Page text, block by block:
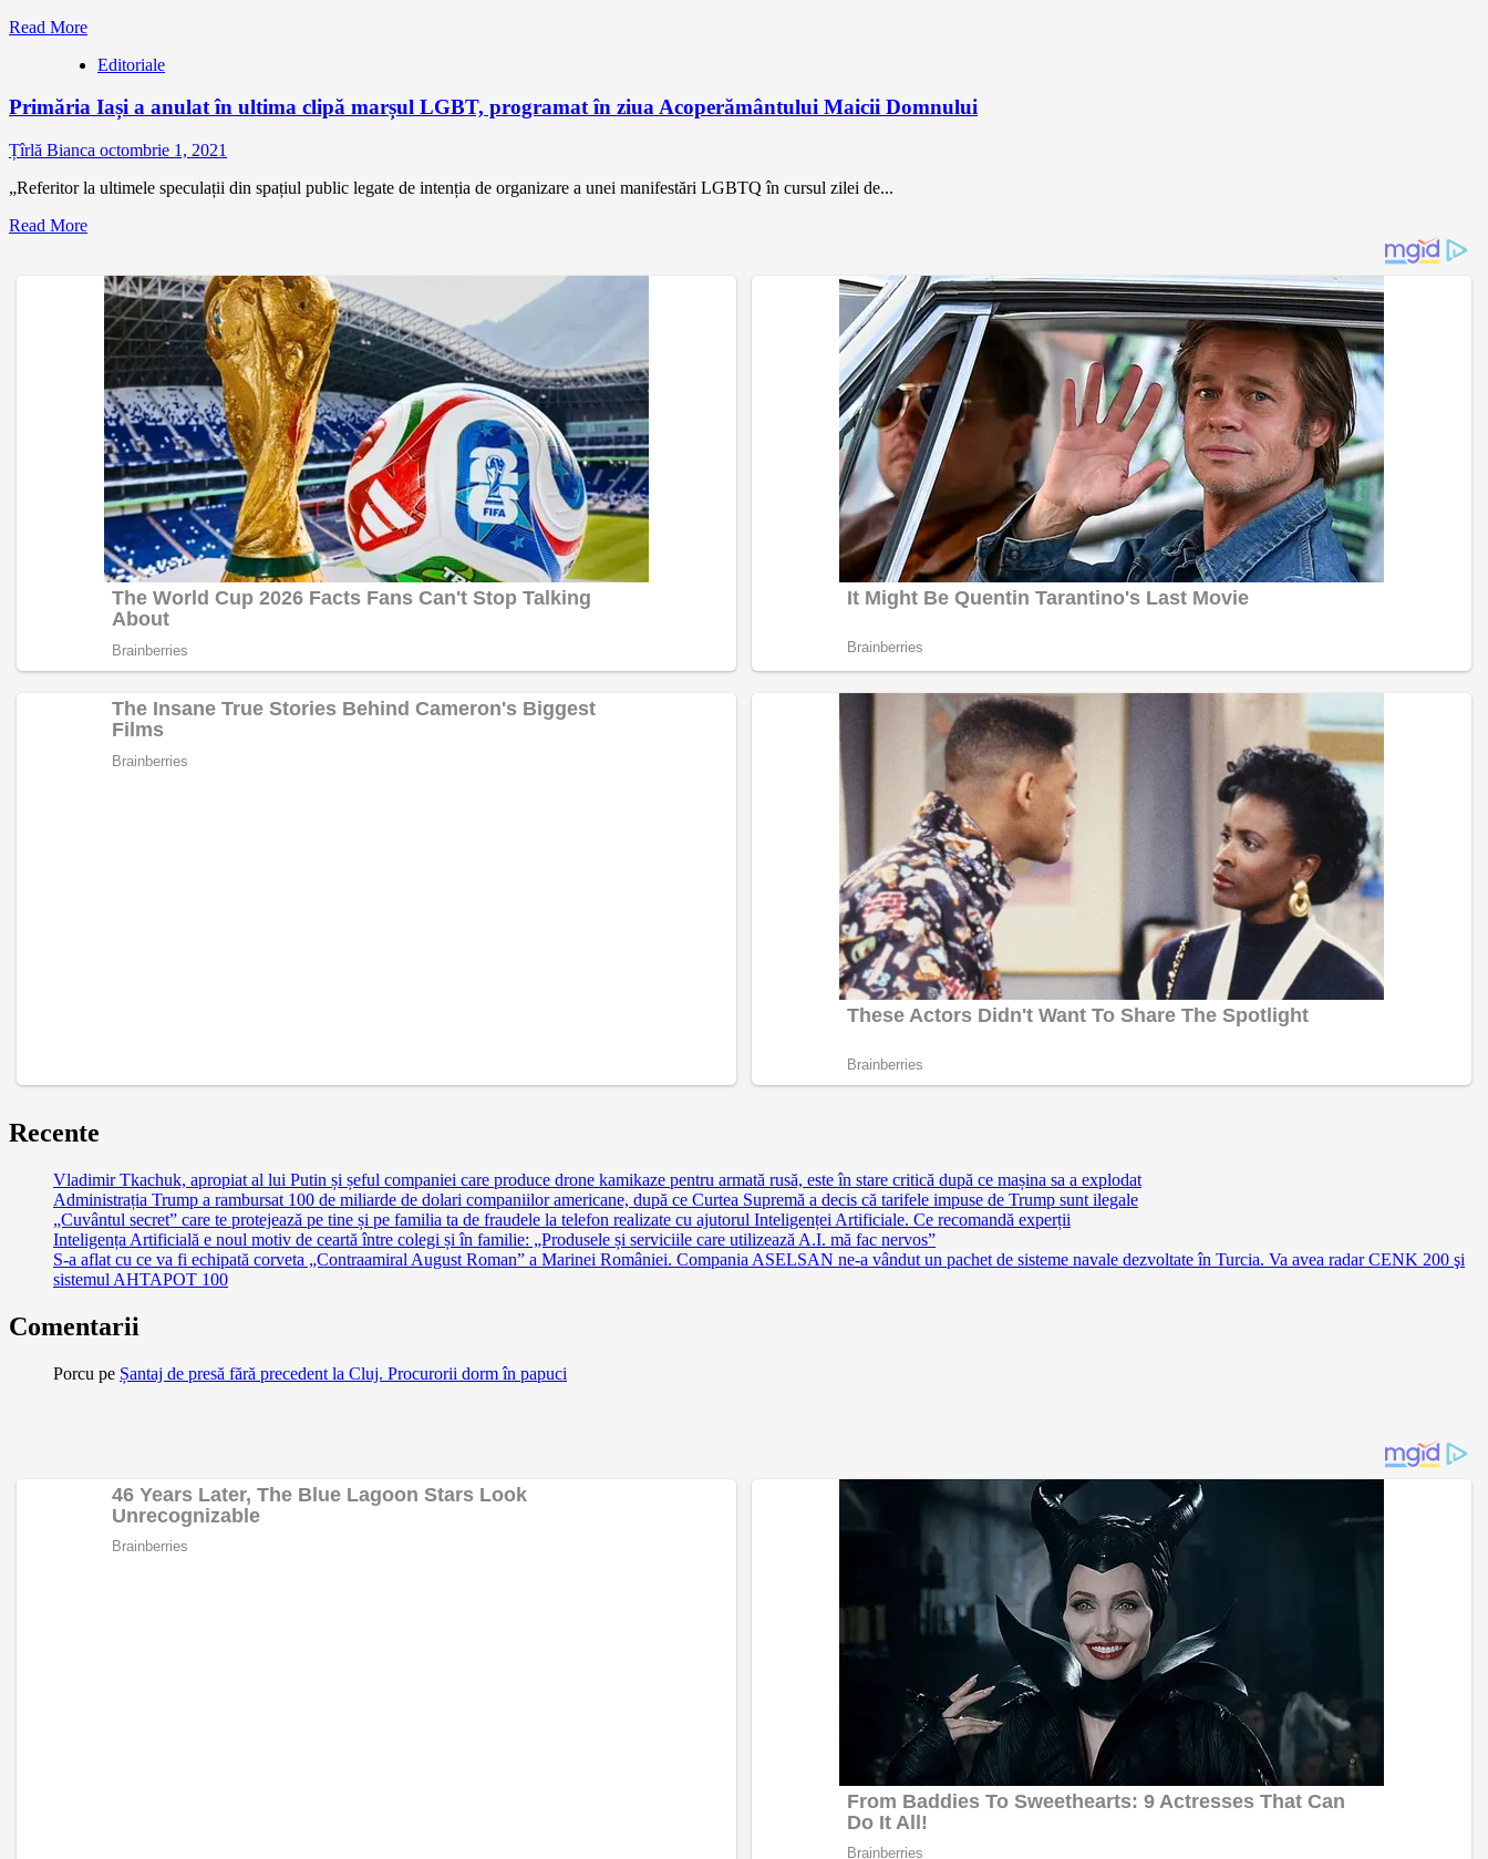
Read More
Editoriale
Primăria Iași a anulat în ultima clipă marșul LGBT, programat în ziua Acoperământului Maicii Domnului
Țîrlă Bianca octombrie 1, 2021
„Referitor la ultimele speculații din spațiul public legate de intenția de organizare a unei manifestări LGBTQ în cursul zilei de...
Read More
Recente
Vladimir Tkachuk, apropiat al lui Putin și șeful companiei care produce drone kamikaze pentru armată rusă, este în stare critică după ce mașina sa a explodat
Administrația Trump a rambursat 100 de miliarde de dolari companiilor americane, după ce Curtea Supremă a decis că tarifele impuse de Trump sunt ilegale
„Cuvântul secret” care te protejează pe tine și pe familia ta de fraudele la telefon realizate cu ajutorul Inteligenței Artificiale. Ce recomandă experții
Inteligența Artificială e noul motiv de ceartă între colegi și în familie: „Produsele și serviciile care utilizează A.I. mă fac nervos”
S-a aflat cu ce va fi echipată corveta „Contraamiral August Roman” a Marinei României. Compania ASELSAN ne-a vândut un pachet de sisteme navale dezvoltate în Turcia. Va avea radar CENK 200 şi
sistemul AHTAPOT 100
Comentarii
Porcu pe Șantaj de presă fără precedent la Cluj. Procurorii dorm în papuci